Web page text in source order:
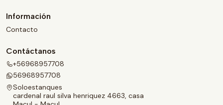
Información
Contacto
Contáctanos
+56968957708
56968957708
Soloestanques
cardenal raul silva henriquez 4663, casa